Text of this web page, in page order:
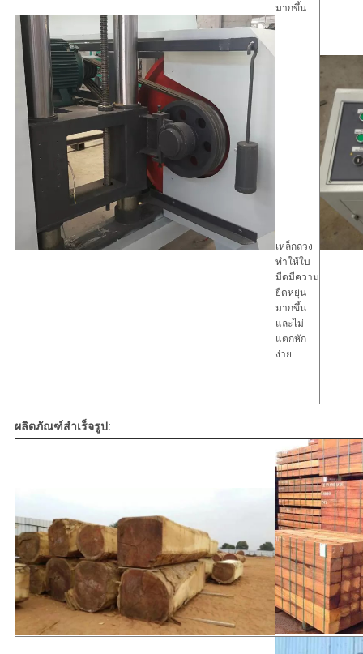
มากขึ้น
เหล็กถ่วง
ทำให้ใบ
มีดมีความ
ยืดหยุ่น
มากขึ้น
และไม่
แตกหัก
ง่าย
ผลิตภัณฑ์สำเร็จรูป: